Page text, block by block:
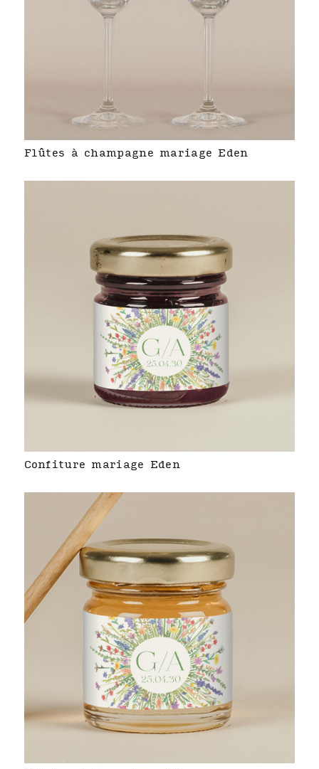
Flûtes à champagne mariage Eden
Confiture mariage Eden